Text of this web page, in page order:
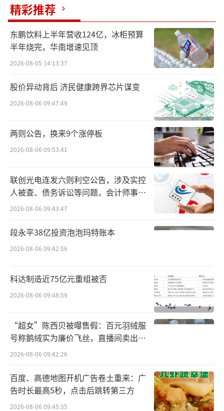
绿色制造、服务型制造，加快产业模式和企业
组织形态变革。
作为全国跨境电商的先行者，广州近年来
持续构建“龙头引领、中小协同、生态完
善”的跨境电商发展格局,持续推动“跨境电商
+产业带”模式深度融合，为广州制造业高质量
发展注入新动能。海关数据显示，今年以来，
广州外贸新业态动能进一步壮大，在SHEIN、
卓志等龙头企业的带动下，今年1-9月，广州市
跨境电商进出口保持两位数增长至1691.2亿
元，直接拉动全市外贸进出口逆势增长12.
5%，其中服装出口同比增长18.8%。
眼下进入今年海外购物狂欢季跨境电商的
旺季升温阶段，媒体在现场获悉，含有绣花、
伽服、具有速干等功能款弹力面料的运动女
装，登山裤、滑雪服、棉服、羽绒等户外服
装，这些更有差异化特色和应季热门需求的产
品是SHEIN自主品牌在本期广交会上的热招品
类，吸引现场商家纷纷驻足咨询沟通。同时，
从适应期、转正期、成长期到进阶期，SHEIN
为合作的新供应商设置的阶段性成长提升路径
和系统性赋能培养机制，也成为现场商家关心
的重点。
精彩推荐
东鹏饮料上半年营收124亿，冰柜预算
半年烧完，华南增速见顶
2026-08-05 14:13:37
股价异动背后 济民健康跨界芯片谋变
2026-08-06 09:47:49
两则公告，换来9个涨停板
2026-08-06 09:53:41
联创光电连发六则利空公告，涉及实控
人被查、债务诉讼等问题，会计师事务
所曾出具“保留意见”
2026-08-06 09:43:47
段永平38亿投资泡泡玛特账本
2026-08-06 09:42:56
科达制造近75亿元重组被否
2026-08-06 09:48:59
“超女”陈西贝被曝售假：百元羽绒服
号称鹅绒实为廉价飞丝，直播间卖出超
百万元
2026-08-06 09:42:26
百度、高德地图开机广告卷土重来：广
告时长最高5秒，点击后跳转第三方
2026-08-06 09:45:35